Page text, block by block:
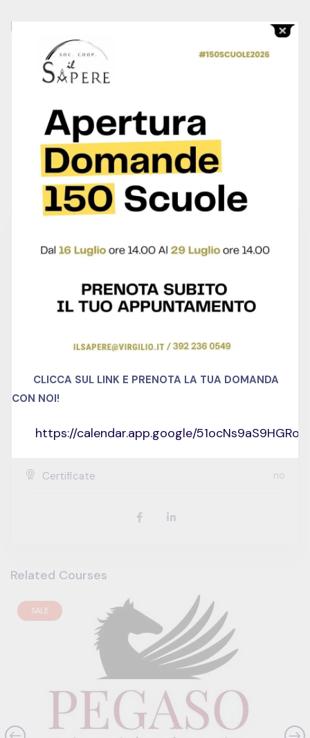
Instructor
Centro Studi
0.0 0 Reviews 2 Students
Contact To Request
Duration 1500 hour
Language
Skill level intermediate
Certificate no
Related Courses
SALE
CLICCA SUL LINK E PRENOTA LA TUA DOMANDA
CON NOI!
https://calendar.app.google/